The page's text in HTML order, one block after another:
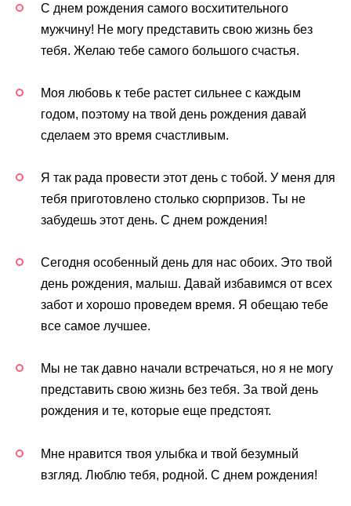
С днем рождения самого восхитительного
мужчину! Не могу представить свою жизнь без
тебя. Желаю тебе самого большого счастья.
Моя любовь к тебе растет сильнее с каждым
годом, поэтому на твой день рождения давай
сделаем это время счастливым.
Я так рада провести этот день с тобой. У меня для
тебя приготовлено столько сюрпризов. Ты не
забудешь этот день. С днем рождения!
Сегодня особенный день для нас обоих. Это твой
день рождения, малыш. Давай избавимся от всех
забот и хорошо проведем время. Я обещаю тебе
все самое лучшее.
Мы не так давно начали встречаться, но я не могу
представить свою жизнь без тебя. За твой день
рождения и те, которые еще предстоят.
Мне нравится твоя улыбка и твой безумный
взгляд. Люблю тебя, родной. С днем рождения!